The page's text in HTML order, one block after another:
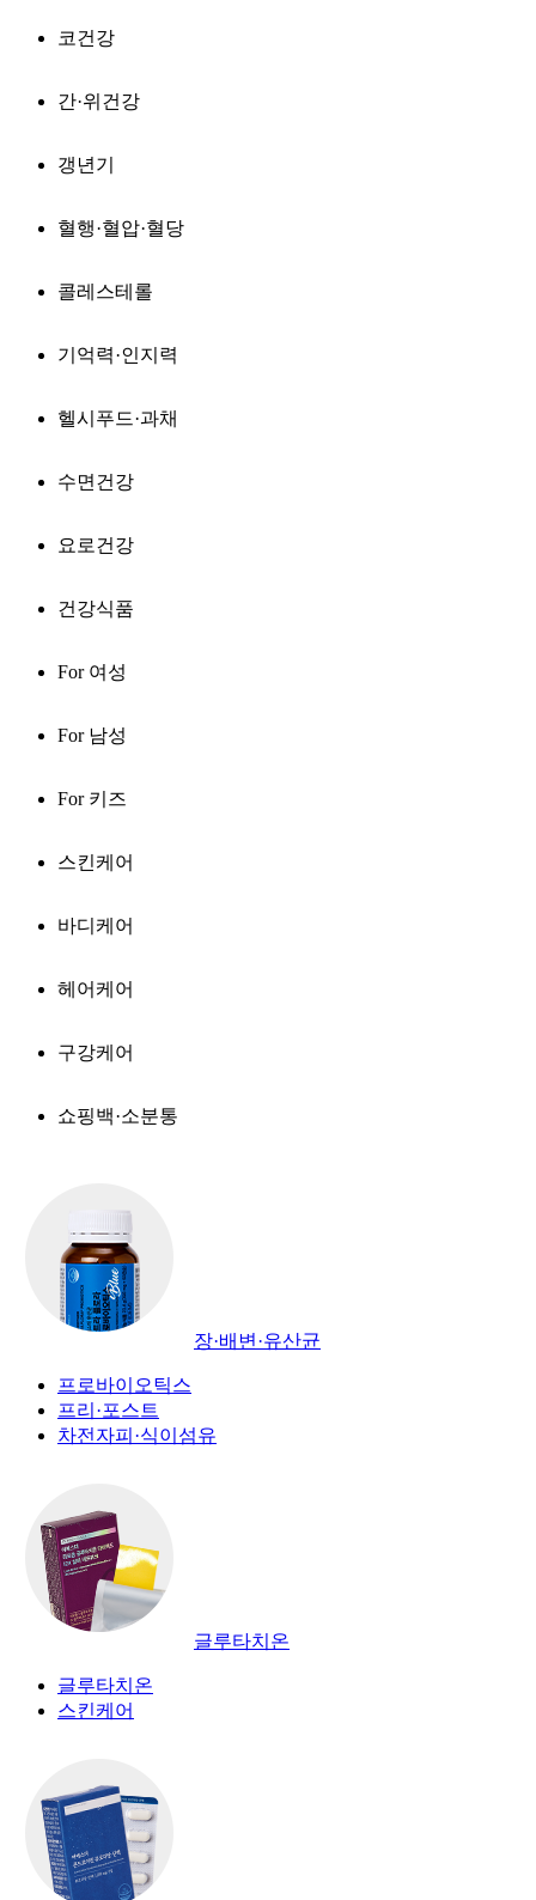
코건강
간·위건강
갱년기
혈행·혈압·혈당
콜레스테롤
기억력·인지력
헬시푸드·과채
수면건강
요로건강
건강식품
For 여성
For 남성
For 키즈
스킨케어
바디케어
헤어케어
구강케어
쇼핑백·소분통
장·배변·유산균
프로바이오틱스
프리·포스트
차전자피·식이섬유
글루타치온
글루타치온
스킨케어